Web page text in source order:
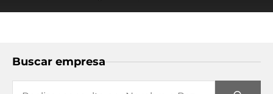
Buscar empresa